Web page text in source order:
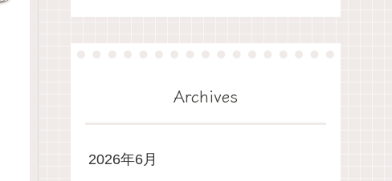
Archives
2026年6月